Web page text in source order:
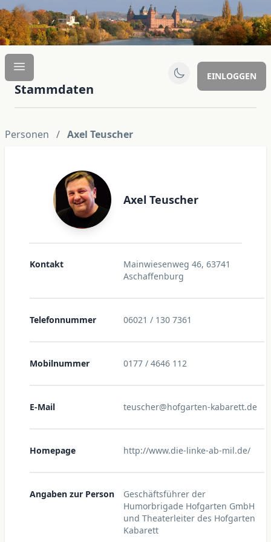
Stammdaten
EINLOGGEN
Personen / Axel Teuscher
Axel Teuscher
Kontakt
Mainwiesenweg 46, 63741
Aschaffenburg
Telefonnummer 06021 / 130 7361
Mobilnummer 0177 / 4646 112
E-Mail teuscher@hofgarten-kabarett.de
Homepage http://www.die-linke-ab-mil.de/
Angaben zur Person
Geschäftsführer der
Humorbrigade Hofgarten GmbH
und Theaterleiter des Hofgarten
Kabarett